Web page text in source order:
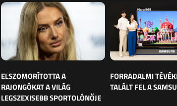
ELSZOMORÍTOTTA A
RAJONGÓKAT A VILÁG
LEGSZEXISEBB SPORTOLÓNŐJE
FORRADALMI
TALÁLT FEL A